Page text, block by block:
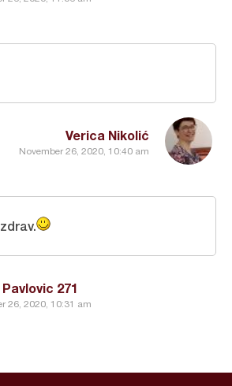
Verica Nikolić
November 26, 2020, 10:40 am
271
26, 2020, 10:31 am